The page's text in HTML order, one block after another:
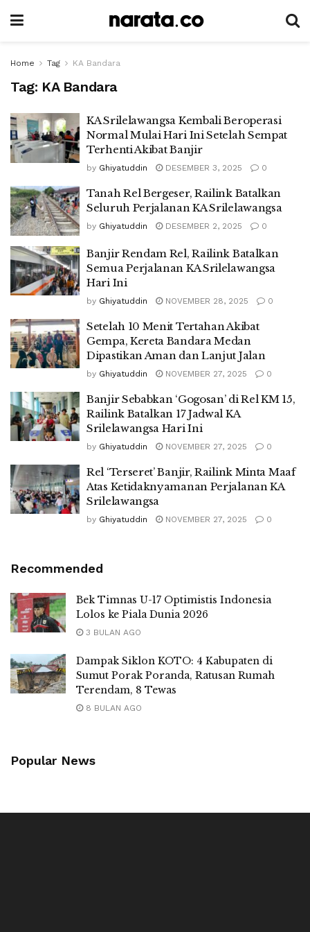
Home Tag KA Bandara
Tag: KA Bandara
KA Srilelawangsa Kembali Beroperasi
Normal Mulai Hari Ini Setelah Sempat
Terhenti Akibat Banjir
by Ghiyatuddin DESEMBER 3, 2025 0
Tanah Rel Bergeser, Railink Batalkan
Seluruh Perjalanan KA Srilelawangsa
by Ghiyatuddin DESEMBER 2, 2025 0
Banjir Rendam Rel, Railink Batalkan
Semua Perjalanan KA Srilelawangsa
Hari Ini
by Ghiyatuddin NOVEMBER 28, 2025 0
Setelah 10 Menit Tertahan Akibat
Gempa, Kereta Bandara Medan
Dipastikan Aman dan Lanjut Jalan
by Ghiyatuddin NOVEMBER 27, 2025 0
Banjir Sebabkan ‘Gogosan’ di Rel KM 15,
Railink Batalkan 17 Jadwal KA
Srilelawangsa Hari Ini
by Ghiyatuddin NOVEMBER 27, 2025 0
Rel ‘Terseret’ Banjir, Railink Minta Maaf
Atas Ketidaknyamanan Perjalanan KA
Srilelawangsa
by Ghiyatuddin NOVEMBER 27, 2025 0
Recommended
Bek Timnas U-17 Optimistis Indonesia
Lolos ke Piala Dunia 2026
3 BULAN AGO
Dampak Siklon KOTO: 4 Kabupaten di
Sumut Porak Poranda, Ratusan Rumah
Terendam, 8 Tewas
8 BULAN AGO
Popular News